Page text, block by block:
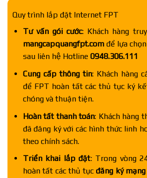
Quy trình lắp đặt Internet FPT
Tư vấn gói cước: Khách hàng
mangcapquangfpt.comđể lựa
sau liên hệ Hotline 0948.306.111
Cung cấp thông tin: Khách hàng
để FPT hoàn tất các thủ tục ký
chóng và thuận tiện.
Hoàn tất thanh toán: Khách hàng
đã đăng ký với các hình thức linh
theo chính sách.
Triển khai lắp đặt: Trong vòng
hoàn tất các thủ tục đăng ký